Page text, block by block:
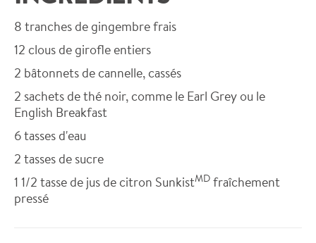
8 tranches de gingembre frais
12 clous de girofle entiers
2 bâtonnets de cannelle, cassés
2 sachets de thé noir, comme le Earl Grey ou le
English Breakfast
6tasses d'eau
2 tasses de sucre
1 1/2 tasse de jus de citron SunkistMD fraîchement
pressé